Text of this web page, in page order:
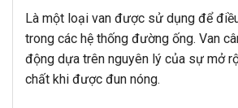
Là một loại van được sử dụng để
trong các hệ thống đường ống. Van
động dựa trên nguyên lý của sự mở
chất khi được đun nóng.